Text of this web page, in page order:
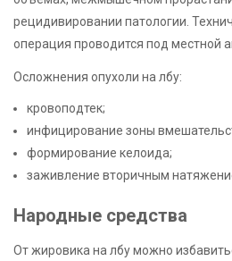
рецидивировании патологии.
операция проводится под местной
Осложнения опухоли на лбу:
кровоподтек;
инфицирование зоны
формирование келоида;
заживление вторичным
Народные средства
От жировика на лбу можно